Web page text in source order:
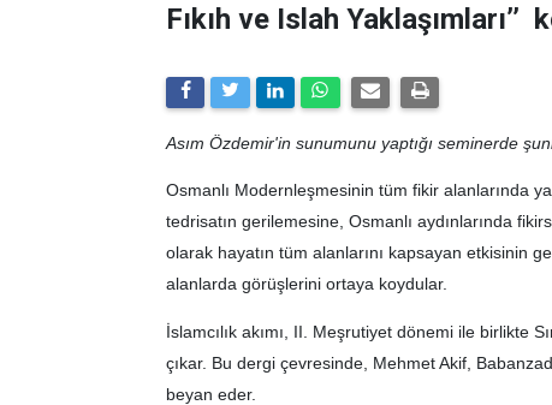
Fıkıh ve Islah
Asım Özdemir'in sunumunu yaptığı seminerde
Osmanlı Modernleşmesinin tüm fikir alanlarında
tedrisatın gerilemesine, Osmanlı aydınlarında
olarak hayatın tüm alanlarını kapsayan etkisinin
alanlarda görüşlerini ortaya koydular.
İslamcılık akımı, II. Meşrutiyet dönemi ile birlikte
çıkar. Bu dergi çevresinde, Mehmet Akif,
beyan eder.